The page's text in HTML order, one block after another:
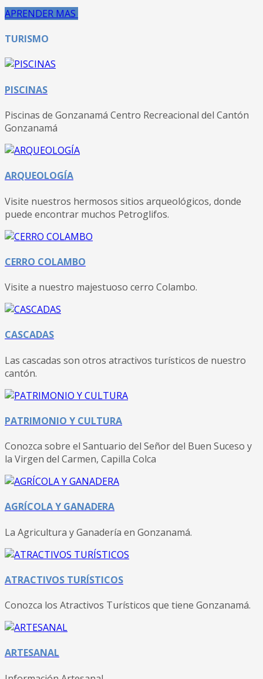
APRENDER MAS
TURISMO
PISCINAS
Piscinas de Gonzanamá Centro Recreacional del Cantón
Gonzanamá
ARQUEOLOGÍA
Visite nuestros hermosos sitios arqueológicos, donde
puede encontrar muchos Petroglifos.
CERRO COLAMBO
Visite a nuestro majestuoso cerro Colambo.
CASCADAS
Las cascadas son otros atractivos turísticos de nuestro
cantón.
PATRIMONIO Y CULTURA
Conozca sobre el Santuario del Señor del Buen Suceso y
la Virgen del Carmen, Capilla Colca
AGRÍCOLA Y GANADERA
La Agricultura y Ganadería en Gonzanamá.
ATRACTIVOS TURÍSTICOS
Conozca los Atractivos Turísticos que tiene Gonzanamá.
ARTESANAL